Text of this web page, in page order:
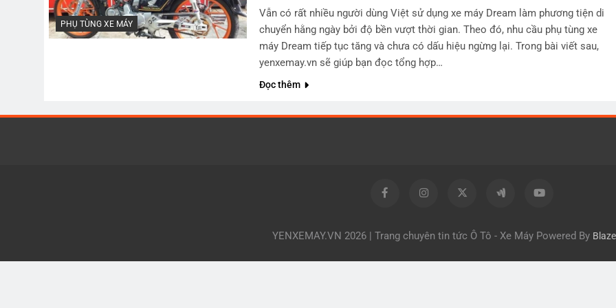
PHỤ TÙNG XE MÁY
Vẫn có rất nhiều người dùng Việt sử dụng xe máy Dream làm phương tiện di
chuyển hằng ngày bởi độ bền vượt thời gian. Theo đó, nhu cầu phụ tùng xe
máy Dream tiếp tục tăng và chưa có dấu hiệu ngừng lại. Trong bài viết sau,
yenxemay.vn sẽ giúp bạn đọc tổng hợp…
Đọc thêm
YENXEMAY.VN 2026 | Trang chuyên tin tức Ô Tô - Xe Máy Powered By